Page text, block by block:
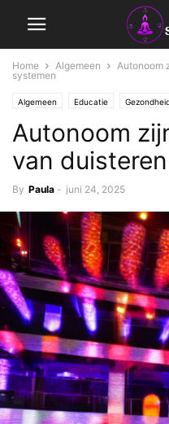
Home Algemeen
Autonoom
systemen
Algemeen Educatie
Autonoom
van
By Paula - juni 24, 2025